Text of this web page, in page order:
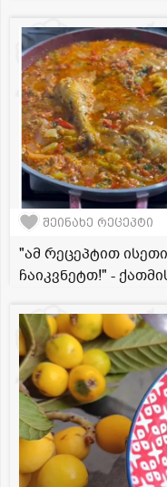
შეინახე რეცეპტი
"ამ რეცეპტით
ჩაიკვნეტთ!" -